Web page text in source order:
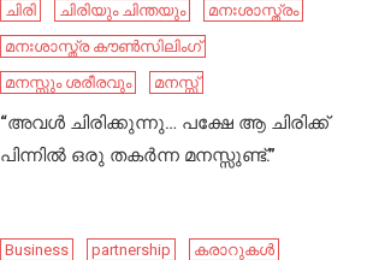
ചിരി
ചിരിയും ചിന്തയും
മനഃശാസ്ത്രം
മനഃശാസ്ത്ര കൗൺസിലിംഗ്
മനസ്സും ശരീരവും
മനസ്സ്
“അവൾ ചിരിക്കുന്നു… പക്ഷേ ആ ചിരിക്ക്
പിന്നിൽ ഒരു തകർന്ന മനസ്സുണ്ട്.”
Business partnership
കരാറുകൾ